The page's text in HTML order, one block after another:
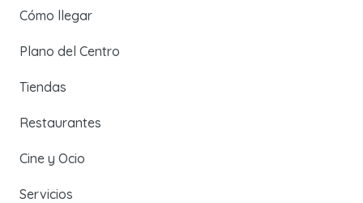
Cómo llegar
Plano del Centro
Tiendas
Restaurantes
Cine y Ocio
Servicios